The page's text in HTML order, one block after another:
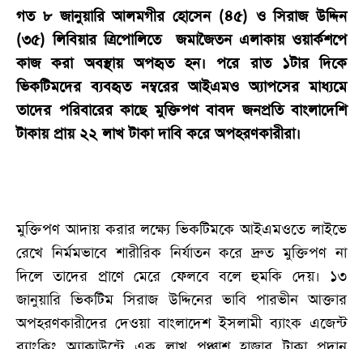
আর্কাইভ
গত ৮ জানুয়ারি আলমগীর হোসেন (৪৫) ও সিরাজ উদ্দিন
(৩৫) লিবিয়ার ত্রিপোলিতে জমাজৈতন এলাকায় ওয়ার্কশপে
কাজ করা অবস্থায় অপহৃত হন। পরে রাত ১টার দিকে
ভিকটিমদের ব্যবহৃত নম্বরের আইএমও অ্যাপসের মাধ্যমে
তাদের পরিবারের কাছে মুক্তিপণ বাবদ জনপ্রতি বাংলাদেশি
টাকায় প্রায় ২২ লাখ টাকা দাবি করে অপহরণকারীরা।
মুক্তিপণ আদায় করার লক্ষ্যে ভিকটিমকে আইএমওতে লাইভে
রেখে নির্মমভাবে শারীরিক নির্যাতন করে দ্রুত মুক্তিপণ না
দিলে তাদের প্রাণে মেরে ফেলবে বলে হুমকি দেয়। ১৩
জানুয়ারি ভিকটিম সিরাজ উদ্দিনের ভাবি পারভীন আক্তার
অপহরণকারীদের দেওয়া বাংলাদেশ ইসলামী ব্যাংক এজেন্ট